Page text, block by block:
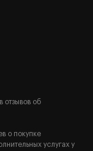
отзывов об
о покупке
услугах у